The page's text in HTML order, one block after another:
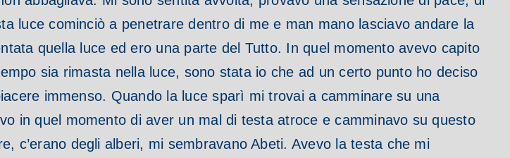
luce cominciò a penetrare dentro di me e man mano lasciavo andare la
quella luce ed ero una parte del Tutto. In quel momento avevo capito
sia rimasta nella luce, sono stata io che ad un certo punto ho deciso
immenso. Quando la luce sparì mi trovai a camminare su una
in quel momento di aver un mal di testa atroce e camminavo su questo
c’erano degli alberi, mi sembravano Abeti. Avevo la testa che mi